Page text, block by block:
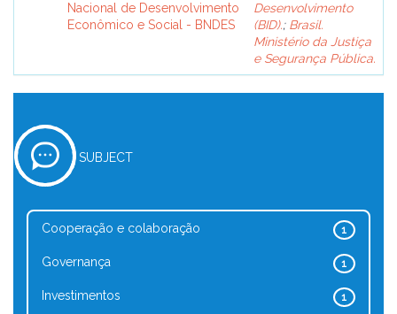
Nacional de Desenvolvimento
Econômico e Social - BNDES
Desenvolvimento
(BID).; Brasil.
Ministério da Justiça
e Segurança Pública.
SUBJECT
1
Cooperação e colaboração
1
Governança
1
Investimentos